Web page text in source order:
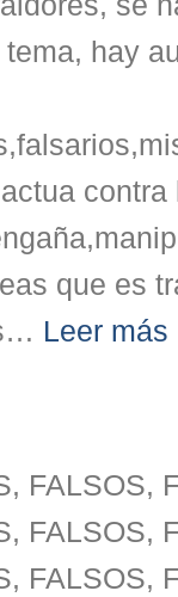
hay
que es
… Leer más
FALSOS,
FALSOS,
FALSOS,